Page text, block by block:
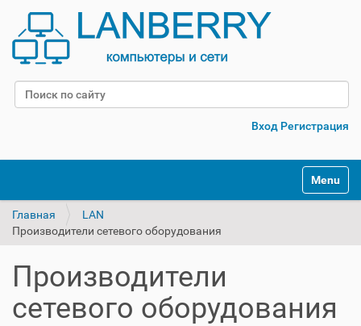
Поиск
Вход Регистрация
Главная
LAN
Производители сетевого оборудования
Производители
сетевого оборудования